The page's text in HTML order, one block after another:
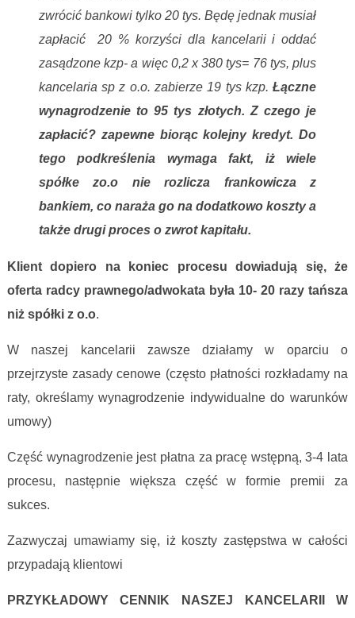
zwrócić bankowi tylko 20 tys. Będę jednak musiał
zapłacić 20 % korzyści dla kancelarii i oddać
zasądzone kzp- a więc 0,2 x 380 tys= 76 tys, plus
kancelaria sp z o.o. zabierze 19 tys kzp.Łączne
wynagrodzenie to 95 tys złotych. Z czego je
zapłacić? zapewne biorąc kolejny kredyt. Do
tego podkreślenia wymaga fakt, iż wiele
spółke zo.o nie rozlicza frankowicza z
bankiem, co naraża go na dodatkowo koszty a
także drugi proces o zwrot kapitału.
Klient dopiero na koniec procesu dowiadują się, że
oferta radcy prawnego/adwokata była 10- 20 razy tańsza
niż spółki z o.o.
W naszej kancelarii zawsze działamy w oparciu o
przejrzyste zasady cenowe (często płatności rozkładamy na
raty, określamy wynagrodzenie indywidualne do warunków
umowy)
Część wynagrodzenie jest płatna za pracę wstępną, 3-4 lata
procesu, następnie większa część w formie premii za
sukces.
Zazwyczaj umawiamy się, iż koszty zastępstwa w całości
przypadają klientowi
PRZYKŁADOWY CENNIK NASZEJ KANCELARII W